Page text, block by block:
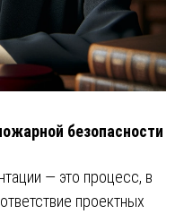
безопасности
— это процесс, в
проектных